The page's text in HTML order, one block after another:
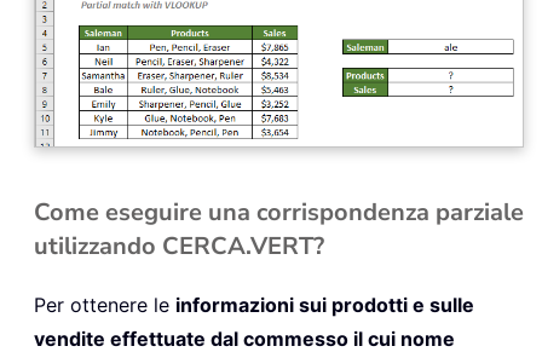
Come eseguire una corrispondenza parziale
utilizzando CERCA.VERT?
Per ottenere le informazioni sui prodotti e sulle
vendite effettuate dal commesso il cui nome